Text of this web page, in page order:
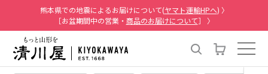
熊本県での地震によるお届けについて(ヤマト運輸HPへ) 〉
［お盆期間中の営業・ 商品のお届けについて］ 〉